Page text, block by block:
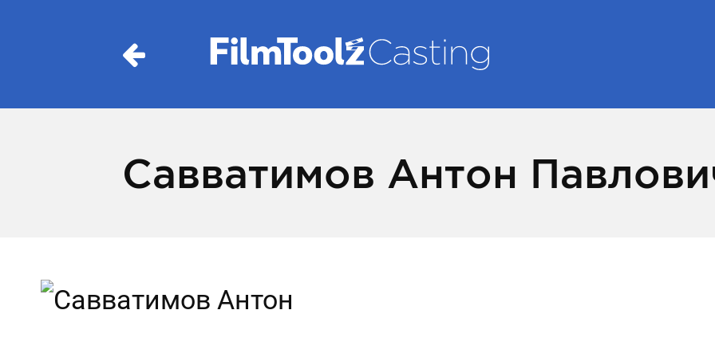
Савватимов Антон